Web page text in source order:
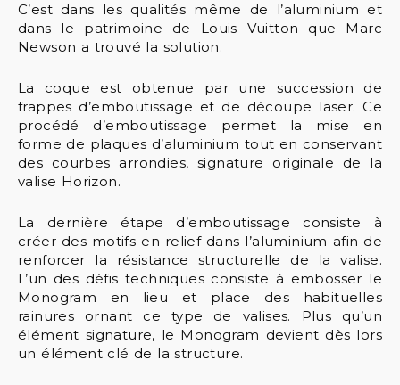
C’est dans les qualités même de l’aluminium et
dans le patrimoine de Louis Vuitton que Marc
Newson a trouvé la solution.
La coque est obtenue par une succession de
frappes d’emboutissage et de découpe laser. Ce
procédé d’emboutissage permet la mise en
forme de plaques d’aluminium tout en conservant
des courbes arrondies, signature originale de la
valise Horizon.
La dernière étape d’emboutissage consiste à
créer des motifs en relief dans l’aluminium afin de
renforcer la résistance structurelle de la valise.
L’un des défis techniques consiste à embosser le
Monogram en lieu et place des habituelles
rainures ornant ce type de valises. Plus qu’un
élément signature, le Monogram devient dès lors
un élément clé de la structure.